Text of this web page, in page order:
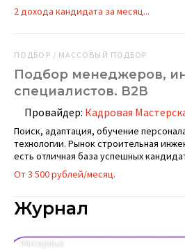
2 дохода кандидата за месяц...
ПОДБОР / МАССОВЫЙ ПОДБОР
Подбор менеджеров,
специалистов. В2В
Провайдер: Кадровая
Поиск, адаптация, обучение
технологии. Рынок строительная
есть отличная база успешных
От 3 500 рублей/месяц.
Журнал
Интервью